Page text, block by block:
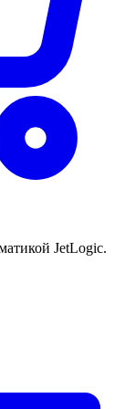
JetLogic.